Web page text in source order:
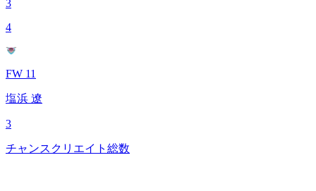
3
4
FW 11
塩浜 遼
3
チャンスクリエイト総数